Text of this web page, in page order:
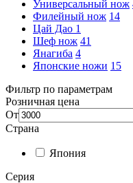
Универсальный нож
Филейный нож 14
Цай Дао 1
Шеф нож 41
Янагиба 4
Японские ножи 15
Фильтр по параметрам
Розничная цена
От
Страна
Япония
Серия